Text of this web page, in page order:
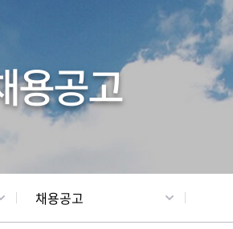
채용정보
용공고
채용공고